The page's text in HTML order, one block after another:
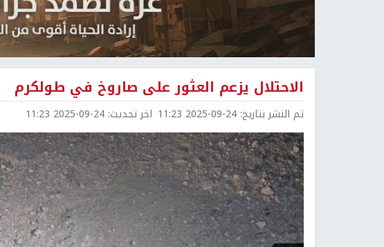
الاحتلال يزعم العثور على صاروخ في طولكرم
تم النشر بتاريخ: 2025-09-24 11:23 اخر تحديث: 2025-09-24 11:23